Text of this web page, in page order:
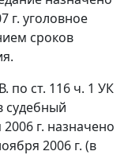
г. уголовное
сроков
по ст. 116 ч. 1 УК
судебный
2006 г. назначено
2006 г. (в